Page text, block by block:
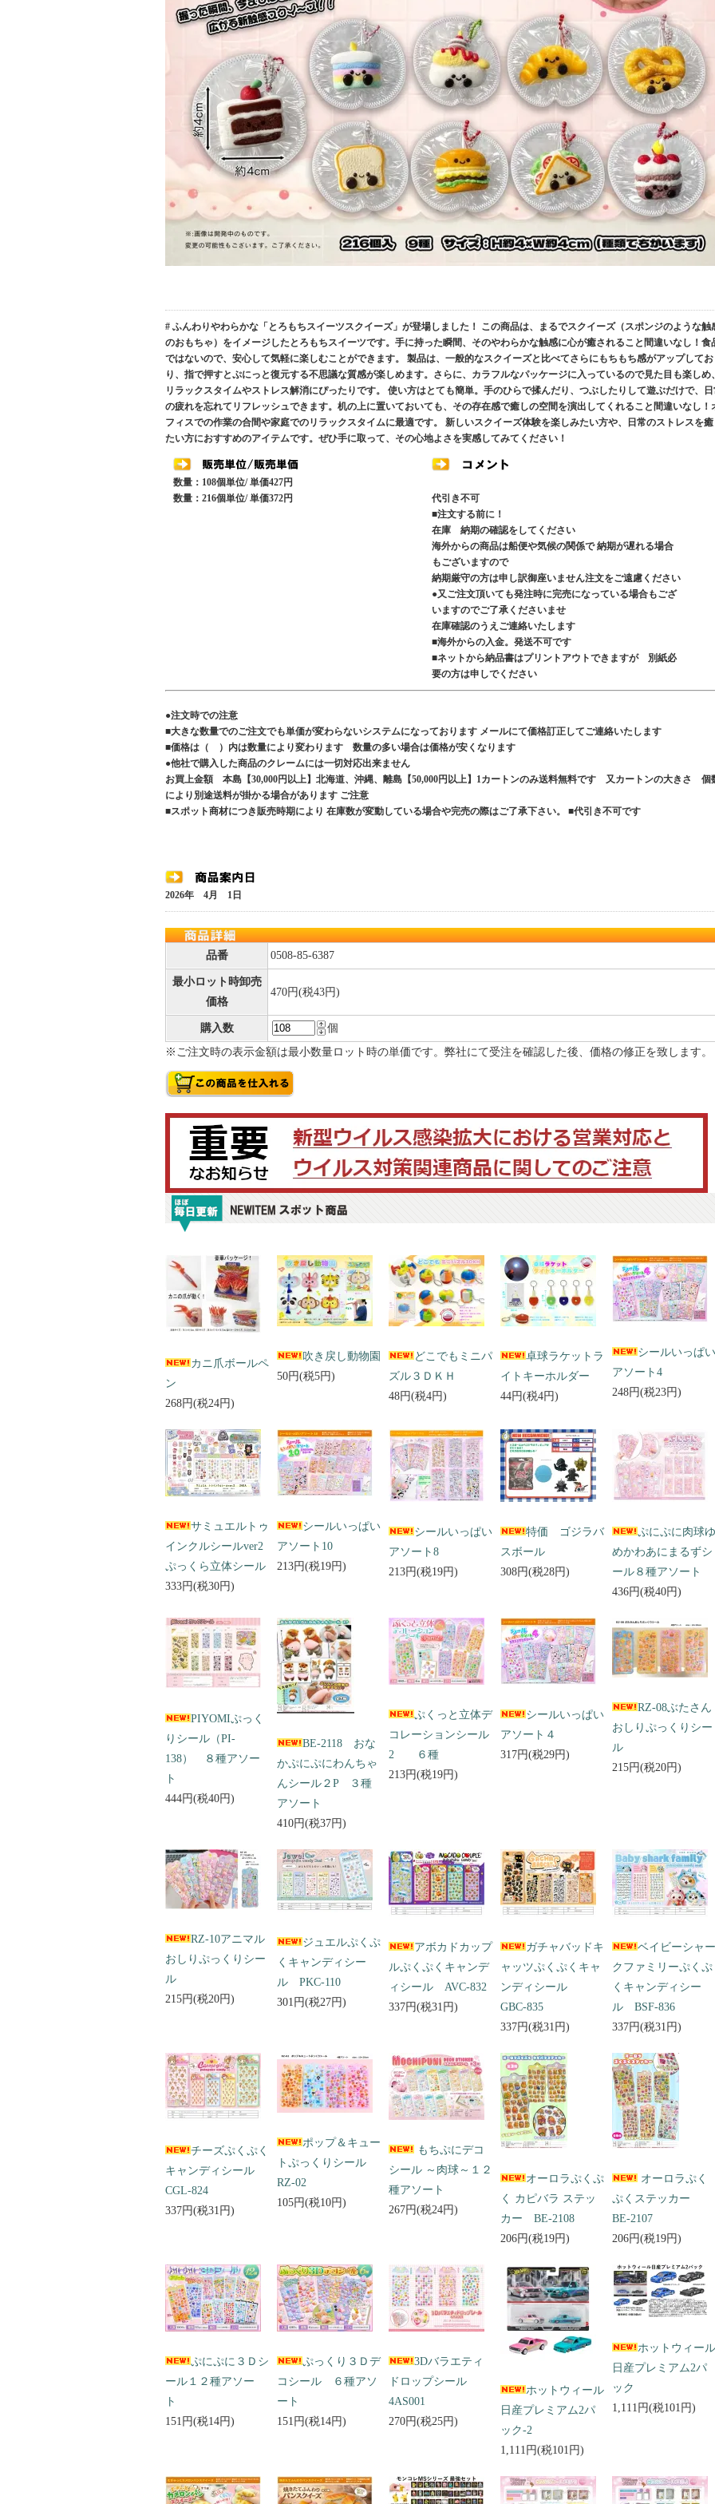
# ふんわりやわらかな「とろもちスイーツスクイーズ」が登場しました！ この商品は、まるでスクイーズ（スポンジのような触
のおもちゃ）をイメージしたとろもちスイーツです。手に持った瞬間、そのやわらかな触感に心が癒されること間違いなし！食
ではないので、安心して気軽に楽しむことができます。 製品は、一般的なスクイーズと比べてさらにもちもち感がアップしてお
り、指で押すとぷにっと復元する不思議な質感が楽しめます。さらに、カラフルなパッケージに入っているので見た目も楽しめ
リラックスタイムやストレス解消にぴったりです。 使い方はとても簡単。手のひらで揉んだり、つぶしたりして遊ぶだけで、
の疲れを忘れてリフレッシュできます。机の上に置いておいても、その存在感で癒しの空間を演出してくれること間違いなし！
フィスでの作業の合間や家庭でのリラックスタイムに最適です。 新しいスクイーズ体験を楽しみたい方や、日常のストレスを
たい方におすすめのアイテムです。ぜひ手に取って、その心地よさを実感してみてください！
数量：108個単位/ 単価427円
数量：216個単位/ 単価372円
代引き不可
■注文する前に！
在庫 納期の確認をしてください
海外からの商品は船便や気候の関係で 納期が遅れる場合
もございますので
納期厳守の方は申し訳御座いません注文をご遠慮ください
●又ご注文頂いても発注時に完売になっている場合もござ
いますのでご了承くださいませ
在庫確認のうえご連絡いたします
■海外からの入金。発送不可です
■ネットから納品書はプリントアウトできますが 別紙必
要の方は申しでください
●注文時での注意
■大きな数量でのご注文でも単価が変わらないシステムになっております メールにて価格訂正してご連絡いたします
■価格は（ ）内は数量により変わります 数量の多い場合は価格が安くなります
●他社で購入した商品のクレームには一切対応出来ません
お買上金額 本島【30,000円以上】北海道、沖縄、離島【50,000円以上】1カートンのみ送料無料です 又カートンの大きさ 個
により別途送料が掛かる場合があります ご注意
■スポット商材につき販売時期により 在庫数が変動している場合や完売の際はご了承下さい。 ■代引き不可です
2026年 4月 1日
品番 0508-85-6387
最小ロット時卸売
価格
470円(税43円)
購入数
個
※ご注文時の表示金額は最小数量ロット時の単価です。弊社にて受注を確認した後、価格の修正を致します。
カニ爪ボールペ
ン
268円(税24円)
吹き戻し動物園
50円(税5円)
どこでもミニパ
ズル３ＤＫＨ
48円(税4円)
卓球ラケットラ
イトキーホルダー
44円(税4円)
シールいっぱい
アソート4
248円(税23円)
サミュエルトゥ
インクルシールver2
ぷっくら立体シール
333円(税30円)
シールいっぱい
アソート10
213円(税19円)
シールいっぱい
アソート8
213円(税19円)
特価 ゴジラバ
スボール
308円(税28円)
ぷにぷに肉球ゆ
めかわあにまるずシ
ール８種アソート
436円(税40円)
PIYOMIぷっく
りシール（PI-
138） ８種アソー
ト
444円(税40円)
BE-2118 おな
かぷにぷにわんちゃ
んシール２P ３種
アソート
410円(税37円)
ぷくっと立体デ
コレーションシール
2 ６種
213円(税19円)
シールいっぱい
アソート４
317円(税29円)
RZ-08ぶたさん
おしりぷっくりシー
ル
215円(税20円)
RZ-10アニマル
おしりぷっくりシー
ル
215円(税20円)
ジュエルぷくぷ
くキャンディシー
ル PKC-110
301円(税27円)
アボカドカップ
ルぷくぷくキャンデ
ィシール AVC-832
337円(税31円)
ガチャバッドキ
ャッツぷくぷくキャ
ンディシール
GBC-835
337円(税31円)
ベイビーシャー
クファミリーぷくぷ
くキャンディシー
ル BSF-836
337円(税31円)
チーズぷくぷく
キャンディシール
CGL-824
337円(税31円)
ポップ＆キュー
トぷっくりシール
RZ-02
105円(税10円)
もちぷにデコ
シール ～肉球～１２
種アソート
267円(税24円)
オーロラぷくぷ
く カピバラ ステッ
カー BE-2108
206円(税19円)
オーロラぷく
ぷくステッカー
BE-2107
206円(税19円)
ぷにぷに３Ｄシ
ール１２種アソー
ト
151円(税14円)
ぷっくり３Ｄデ
コシール ６種アソ
ート
151円(税14円)
3Dバラエティ
ドロップシール
4AS001
270円(税25円)
ホットウィール
日産プレミアム2パ
ック-2
1,111円(税101円)
ホットウィール
日産プレミアム2パ
ック
1,111円(税101円)